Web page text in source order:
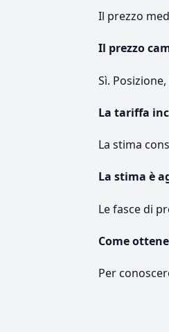
Il prezzo
Il prezzo
Sì.
La tariffa
La stima
La stima è
Le fasce di
Come
Per